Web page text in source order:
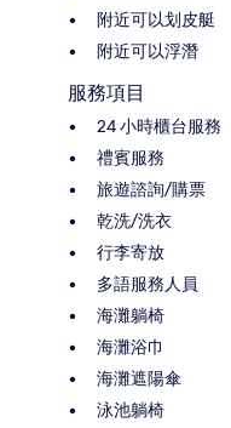
附近可以划皮艇
附近可以浮潛
服務項目
24 小時櫃台服務
禮賓服務
旅遊諮詢/購票
乾洗/洗衣
行李寄放
多語服務人員
海灘躺椅
海灘浴巾
海灘遮陽傘
泳池躺椅